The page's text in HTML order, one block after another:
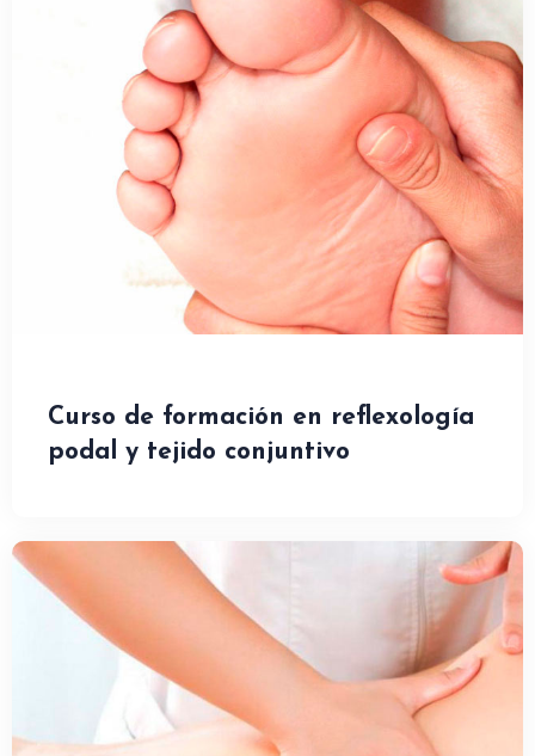
Curso de formación en reflexología
podal y tejido conjuntivo